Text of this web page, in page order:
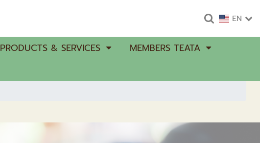
EN
PRODUCTS & SERVICES
MEMBERS TEATA